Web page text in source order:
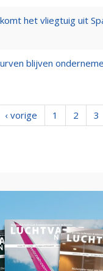
het vliegtuig uit
blijven
‹ vorige 1 2 3